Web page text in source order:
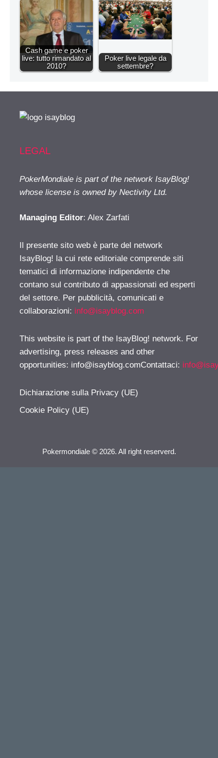
Cash game e poker
live: tutto rimandato al
2010?
Poker live legale da
settembre?
LEGAL
PokerMondiale is part of the network IsayBlog!
whose license is owned by Nectivity Ltd.
Managing Editor: Alex Zarfati
Il presente sito web è parte del network
IsayBlog! la cui rete editoriale comprende siti
tematici di informazione indipendente che
contano sul contributo di appassionati ed esperti
del settore. Per pubblicità, comunicati e
collaborazioni: info@isayblog.com
This website is part of the IsayBlog! network. For
advertising, press releases and other
opportunities: info@isayblog.comContattaci:
Dichiarazione sulla Privacy (UE)
Cookie Policy (UE)
Pokermondiale © 2026. All right reserverd.